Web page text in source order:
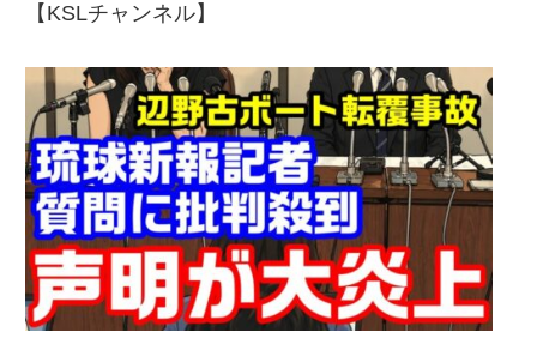
【KSLチャンネル】